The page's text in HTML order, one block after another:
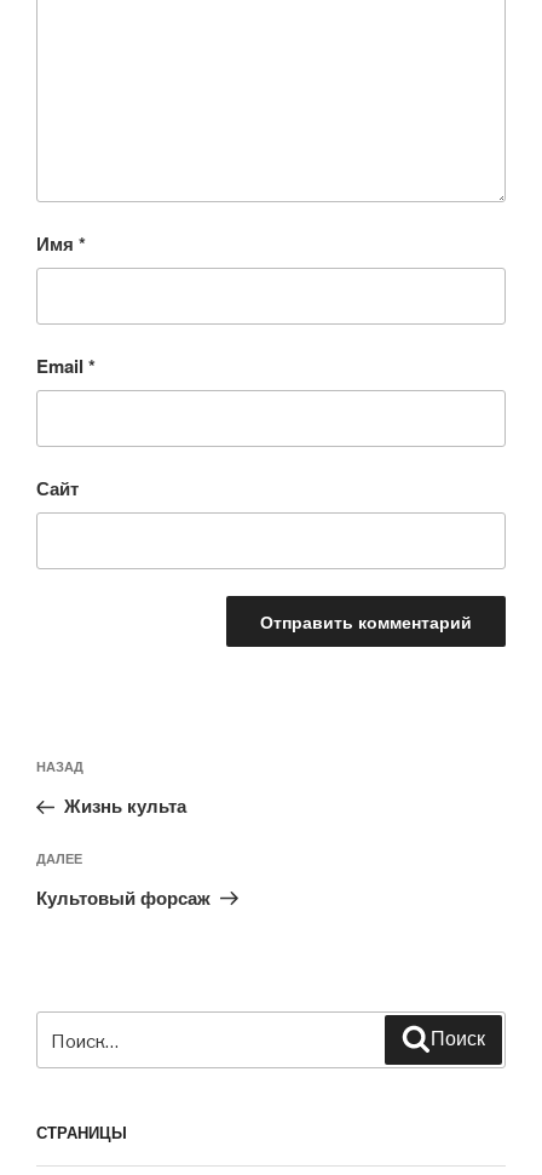
Имя *
Email *
Сайт
по
записям
Предыдущая
запись:
НАЗАД
Жизнь культа
Следующая
запись
ДАЛЕЕ
Культовый форсаж
Поиск
СТРАНИЦЫ